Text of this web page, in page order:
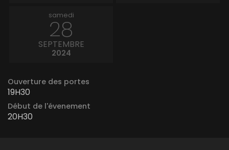
samedi
28
SEPTEMBRE
2024
Ouverture des portes
19H30
Début de l'évenement
20H30